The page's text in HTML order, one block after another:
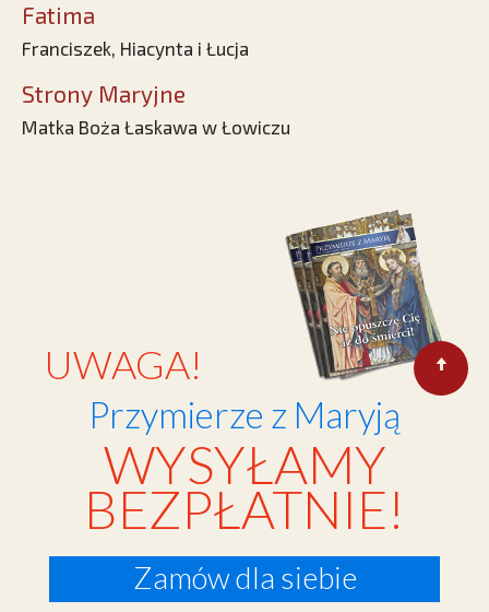
Fatima
Franciszek, Hiacynta i Łucja
Strony Maryjne
Matka Boża Łaskawa w Łowiczu
UWAGA!
Przymierze z Maryją
WYSYŁAMY
BEZPŁATNIE!
Zamów dla siebie